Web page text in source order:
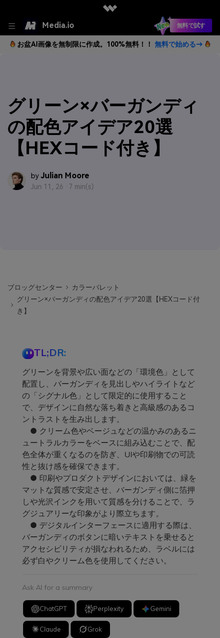
Media.io 無料で試す
お盆AI画像を無制限に作成。100%無料！！ 無料で始める→
グリーン×バーガンディ
の配色アイデア20選
【HEXコード付き】
by Julian Moore
Jun 11, 26 · 7 min(s)
ブロッグセンター
カラーパレット
グリーン×バーガンディの配色アイデア20選【HEXコード付
き】
TL;DR:
グリーンを背景や広い面などの「環境色」として
配置し、バーガンディを見出しやハイライトなど
の「シグナル色」として限定的に使用すること
で、デザインに自然な落ち着きと高級感のあるコ
ントラストを生み出します。
● クリーム色やベージュなどの温かみのあるニ
ュートラルカラーをベースに組み込むことで、配
色全体が重くなるのを防ぎ、UIや印刷物での可読
性と抜け感を確保できます。
● 印刷やプロダクトデザインにおいては、緑を
マットな質感で安定させ、バーガンディ側に箔押
しや光沢インクを用いて質感を分けることで、ラ
グジュアリーな印象がより際立ちます。
● デジタルインターフェースに適用する際は、
バーガンディのボタンに暗いテキストを乗せると
アクセシビリティが損なわれるため、ラベルには
必ず白やクリーム色を使用してください。
Ask AI for a summary
ChatGPT Perplexity Gemini
Claude Grok